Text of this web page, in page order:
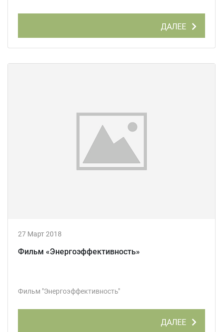
ДАЛЕЕ
27 Март 2018
Фильм «Энергоэффективность»
Фильм "Энергоэффективность"
ДАЛЕЕ